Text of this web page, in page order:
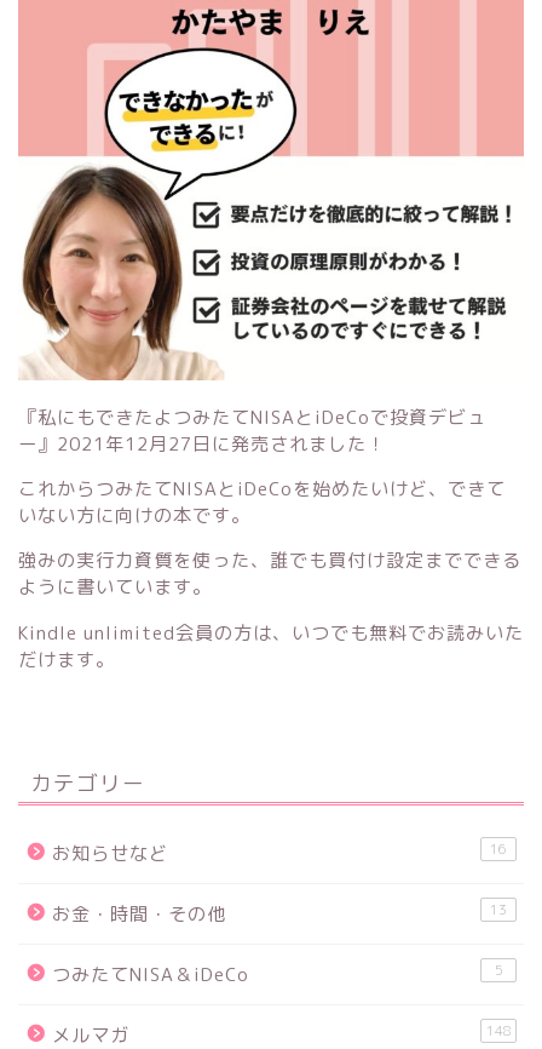
『私にもできたよつみたてNISAとiDeCoで投資デビュ
ー』 2021年12月27日に発売されました！
これからつみたてNISAとiDeCoを始めたいけど、できて
いない方に向けの本です。
強みの実行力資質を使った、誰でも買付け設定までできる
ように書いています。
Kindle unlimited会員の方は、いつでも無料でお読みいた
だけます。
カテゴリー
お知らせなど 16
お金・時間・その他 13
つみたてNISA＆iDeCo 5
メルマガ 148